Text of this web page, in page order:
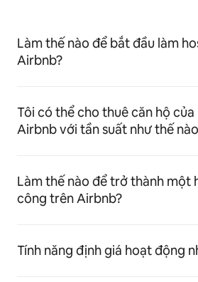
Làm thế nào để bắt đầu làm
Airbnb?
Tôi có thể cho thuê căn hộ
Airbnb với tần suất như thế
Làm thế nào để trở thành một
công trên Airbnb?
Tính năng định giá hoạt động